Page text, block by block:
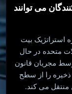
می توانند
استراتژیک بیت
متحده در حال
مجریان قانون
ذخیره را از سطح
می کند.